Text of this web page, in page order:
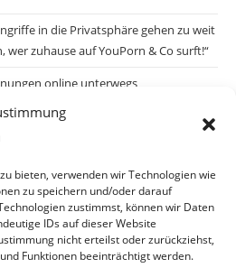
bieten, verwenden wir Technologien wie
zu speichern und/oder darauf
zustimmst, können wir Daten
IDs auf dieser Website
nicht erteilst oder zurückziehst,
Funktionen beeinträchtigt werden.
in die Privatsphäre gehen zu weit
wer zuhause auf YouPorn & Co surft!“
online unterwegs
„Erst nach einem Anschlag wäre